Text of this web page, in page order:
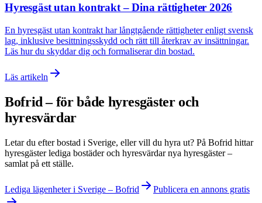
Hyresgäst utan kontrakt – Dina rättigheter 2026
En hyresgäst utan kontrakt har långtgående rättigheter enligt svensk
lag, inklusive besittningsskydd och rätt till återkrav av insättningar.
Läs hur du skyddar dig och formaliserar din bostad.
Läs artikeln
Bofrid – för både hyresgäster och
hyresvärdar
Letar du efter bostad i Sverige, eller vill du hyra ut? På Bofrid hittar
hyresgäster lediga bostäder och hyresvärdar nya hyresgäster –
samlat på ett ställe.
Lediga lägenheter i Sverige – Bofrid Publicera en annons gratis